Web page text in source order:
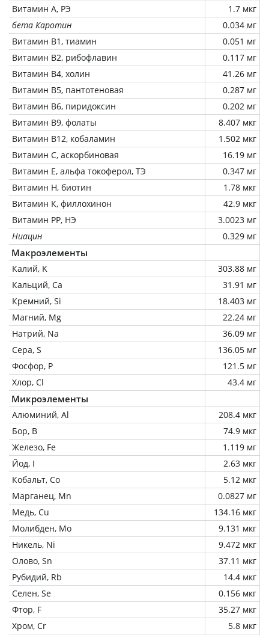
Витамин А, РЭ
1.7 мкг
бета Каротин
0.034 мг
Витамин В1, тиамин
0.051 мг
Витамин В2, рибофлавин
0.117 мг
Витамин В4, холин
41.26 мг
Витамин В5, пантотеновая
0.287 мг
Витамин В6, пиридоксин
0.202 мг
Витамин В9, фолаты
8.407 мкг
Витамин В12, кобаламин
1.502 мкг
Витамин C, аскорбиновая
16.19 мг
Витамин Е, альфа токоферол, ТЭ
0.347 мг
Витамин Н, биотин
1.78 мкг
Витамин К, филлохинон
42.9 мкг
Витамин РР, НЭ
3.0023 мг
Ниацин
0.329 мг
Макроэлементы
Калий, K
303.88 мг
Кальций, Ca
31.91 мг
Кремний, Si
18.403 мг
Магний, Mg
22.24 мг
Натрий, Na
36.09 мг
Сера, S
136.05 мг
Фосфор, P
121.5 мг
Хлор, Cl
43.4 мг
Микроэлементы
Алюминий, Al
208.4 мкг
Бор, B
74.9 мкг
Железо, Fe
1.119 мг
Йод, I
2.63 мкг
Кобальт, Co
5.12 мкг
Марганец, Mn
0.0827 мг
Медь, Cu
134.16 мкг
Молибден, Mo
9.131 мкг
Никель, Ni
9.472 мкг
Олово, Sn
37.11 мкг
Рубидий, Rb
14.4 мкг
Селен, Se
0.156 мкг
Фтор, F
35.27 мкг
Хром, Cr
5.8 мкг